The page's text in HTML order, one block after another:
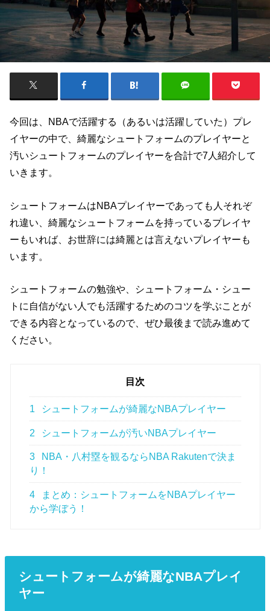
今回は、NBAで活躍する（あるいは活躍していた）プレ
イヤーの中で、綺麗なシュートフォームのプレイヤーと
汚いシュートフォームのプレイヤーを合計で7人紹介して
いきます。
シュートフォームはNBAプレイヤーであっても人それぞ
れ違い、綺麗なシュートフォームを持っているプレイヤ
ーもいれば、お世辞には綺麗とは言えないプレイヤーも
います。
シュートフォームの勉強や、シュートフォーム・シュー
トに自信がない人でも活躍するためのコツを学ぶことが
できる内容となっているので、ぜひ最後まで読み進めて
ください。
目次
1 シュートフォームが綺麗なNBAプレイヤー
2 シュートフォームが汚いNBAプレイヤー
3
NBA・八村塁を観るならNBA Rakutenで決ま
り！
4
まとめ：シュートフォームをNBAプレイヤー
から学ぼう！
シュートフォームが綺麗なNBAプレイ
ヤー